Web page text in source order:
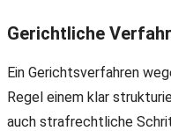
Gerichtliche
Ein Gerichtsverfahren
Regel einem klar
auch strafrechtliche